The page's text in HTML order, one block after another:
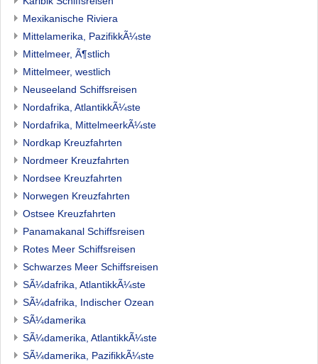
Mexikanische Riviera
Mittelamerika, PazifikkÃ¼ste
Mittelmeer, Ã¶stlich
Mittelmeer, westlich
Neuseeland Schiffsreisen
Nordafrika, AtlantikkÃ¼ste
Nordafrika, MittelmeerkÃ¼ste
Nordkap Kreuzfahrten
Nordmeer Kreuzfahrten
Nordsee Kreuzfahrten
Norwegen Kreuzfahrten
Ostsee Kreuzfahrten
Panamakanal Schiffsreisen
Rotes Meer Schiffsreisen
Schwarzes Meer Schiffsreisen
SÃ¼dafrika, AtlantikkÃ¼ste
SÃ¼dafrika, Indischer Ozean
SÃ¼damerika
SÃ¼damerika, AtlantikkÃ¼ste
SÃ¼damerika, PazifikkÃ¼ste